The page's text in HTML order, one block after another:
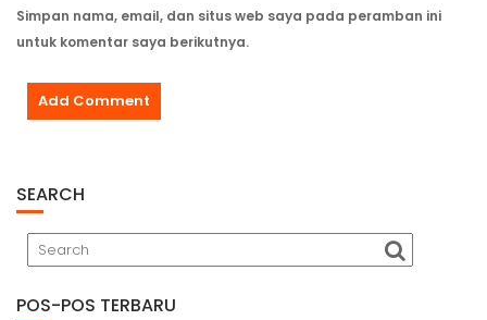
Simpan nama, email, dan situs web saya pada peramban ini
untuk komentar saya berikutnya.
SEARCH
POS-POS TERBARU